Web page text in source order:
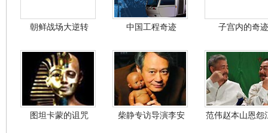
朝鲜战场大逆转 中国工程奇迹 子宫内的奇迹
图坦卡蒙的诅咒 柴静专访导演李安 范伟赵本山恩怨